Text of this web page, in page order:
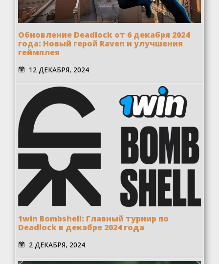
Обновление Deadlock от 6 декабря 2024
года: Новый герой Raven и улучшения
геймплея
12 ДЕКАБРЯ, 2024
1win Bombshell: Главный турнир по
Deadlock в декабре 2024 года
2 ДЕКАБРЯ, 2024